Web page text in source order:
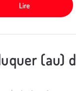
Lire
(au)